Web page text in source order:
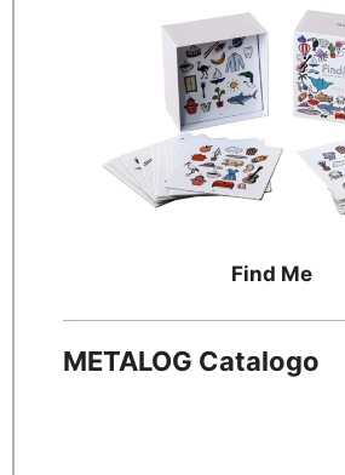
Find Me
METALOG Catalogo